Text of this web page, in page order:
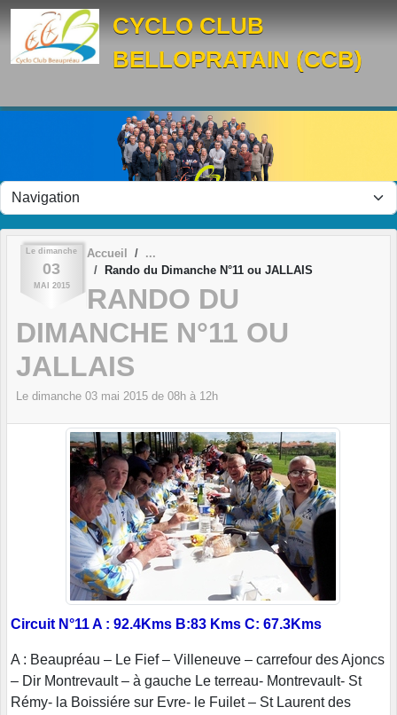
CYCLO CLUB
BELLOPRATAIN (CCB)
Le dimanche
03
MAI 2015
Accueil
Rando du Dimanche N°11 ou JALLAIS
RANDO DU
DIMANCHE N°11 OU
JALLAIS
Le dimanche 03 mai 2015 de 08h à 12h
Circuit N°11 A : 92.4Kms B:83 Kms C: 67.3Kms
A : Beaupréau – Le Fief – Villeneuve – carrefour des Ajoncs
– Dir Montrevault – à gauche Le terreau- Montrevault- St
Rémy- la Boissiére sur Evre- le Fuilet – St Laurent des
Panneau de gestion des cookies